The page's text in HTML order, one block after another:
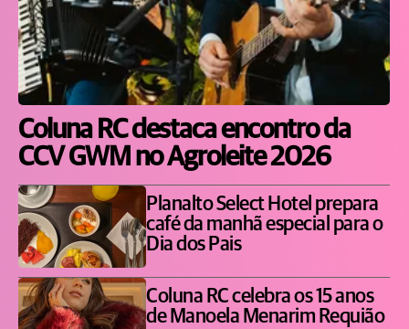
Coluna RC destaca encontro da
CCV GWM no Agroleite 2026
Planalto Select Hotel prepara
café da manhã especial para o
Dia dos Pais
Coluna RC celebra os 15 anos
de Manoela Menarim Requião